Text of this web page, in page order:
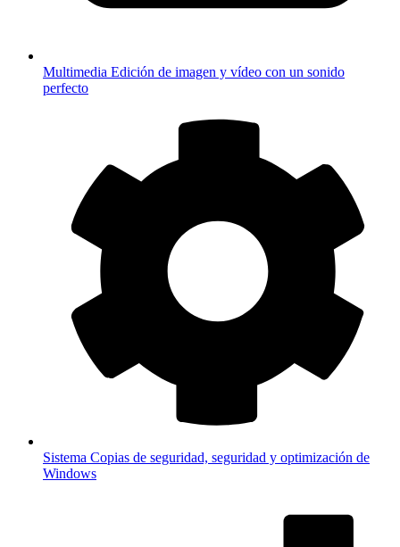
Multimedia Edición de imagen y vídeo con un sonido
perfecto
Sistema Copias de seguridad, seguridad y optimización de
Windows